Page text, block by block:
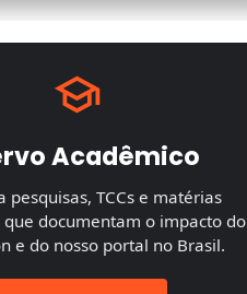
Acadêmico
pesquisas, TCCs e matérias
documentam o impacto do
e do nosso portal no Brasil.